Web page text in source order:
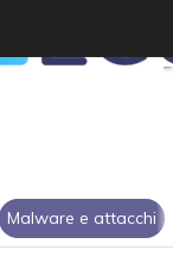
Malware e attacchi